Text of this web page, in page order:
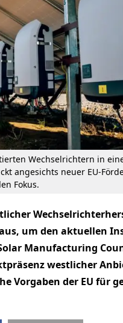
Wechselrichtern in
angesichts neuer EU-
Fokus.
um den aktuellen
Manufacturing
westlicher
Vorgaben der EU für